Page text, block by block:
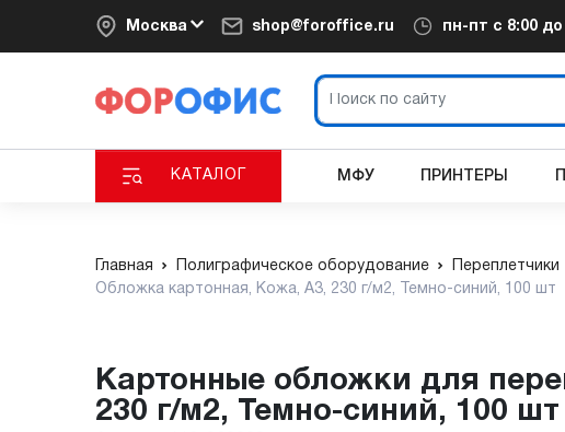
Москва shop@foroffice.ru пн-пт с 8:00 до
КАТАЛОГ МФУ ПРИНТЕРЫ
Главная Полиграфическое оборудование Переплетчики
Обложка картонная, Кожа, A3, 230 г/м2, Темно-синий, 100 шт
Картонные обложки для переплета Обложка картонная, Кожа, A3,
230 г/м2, Темно-синий, 100 шт